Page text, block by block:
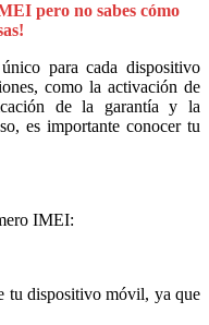
pero no sabes cómo
para cada dispositivo
como la activación de
de la garantía y la
es importante conocer tu
IMEI:
tu dispositivo móvil, ya que